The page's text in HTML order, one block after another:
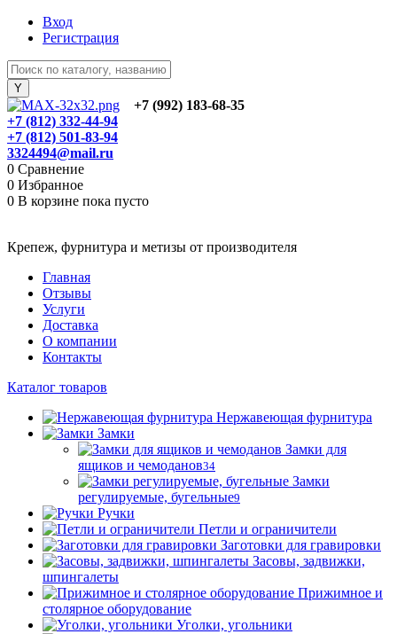
Вход
Регистрация
+7 (992) 183-68-35
+7 (812) 332-44-94
+7 (812) 501-83-94
3324494@mail.ru
0 Сравнение
0 Избранное
0 В корзине пока пусто
Крепеж, фурнитура и метизы от производителя
Главная
Отзывы
Услуги
Доставка
О компании
Контакты
Каталог товаров
Нержавеющая фурнитура
Замки
Замки для
ящиков и чемоданов34
Замки
регулируемые, бугельные9
Ручки
Петли и ограничители
Заготовки для гравировки
Засовы, задвижки,
шпингалеты
Прижимное и
столярное оборудование
Уголки, угольники